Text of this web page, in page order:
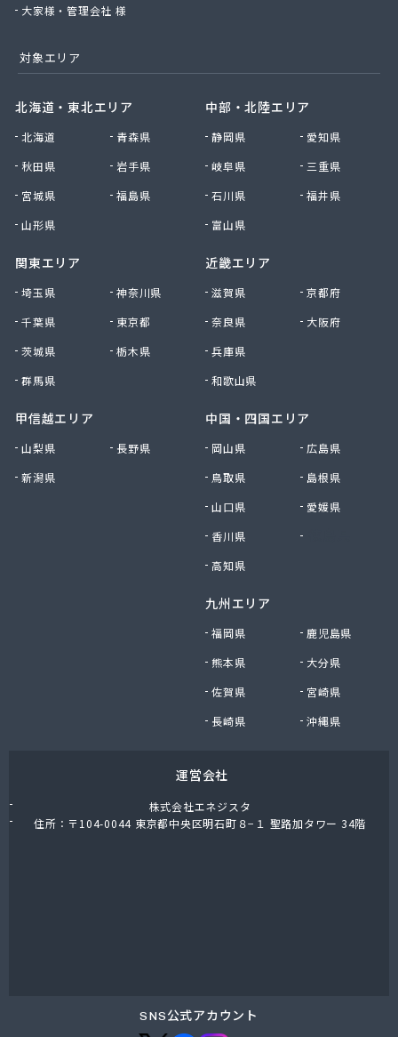
有限会社エネ・サイトウ
有限会社キタジマ
有限会社スミシン
有限会社横嶋商店
有限会社丸共農薬プロパン部
有限会社丸山
有限会社丸二商会
有限会社宮下商店
有限会社犬飼燃料店
有限会社古間ラジオテレビ商会
有限会社佐久プロパン
有限会社佐久燃料
有限会社秋山商店
有限会社小串商店
有限会社小池燃料店
有限会社大内商店ビックイン
鈴与商事株式会社 松本支店 くらしサポート課
大家様・管理会社 様
対象エリア
北海道・東北エリア
北海道
青森県
秋田県
岩手県
宮城県
福島県
山形県
関東エリア
埼玉県
神奈川県
千葉県
東京都
茨城県
栃木県
群馬県
甲信越エリア
山梨県
長野県
新潟県
中部・北陸エリア
静岡県
愛知県
岐阜県
三重県
石川県
福井県
富山県
近畿エリア
滋賀県
京都府
奈良県
大阪府
兵庫県
和歌山県
中国・四国エリア
岡山県
広島県
鳥取県
島根県
山口県
愛媛県
香川県
高知県
九州エリア
福岡県
鹿児島県
熊本県
大分県
佐賀県
宮崎県
長崎県
沖縄県
運営会社
株式会社エネジスタ
住所：〒104-0044 東京都中央区明石町８−１ 聖路加タワー 34階
SNS公式アカウント